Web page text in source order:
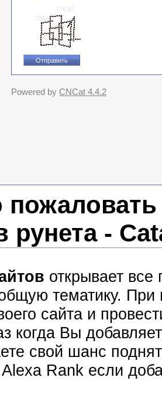
Powered by CNCat 4.4.2
рунета -
открывает все
тематику.
сайта и
когда Вы
свой шанс
Rank если